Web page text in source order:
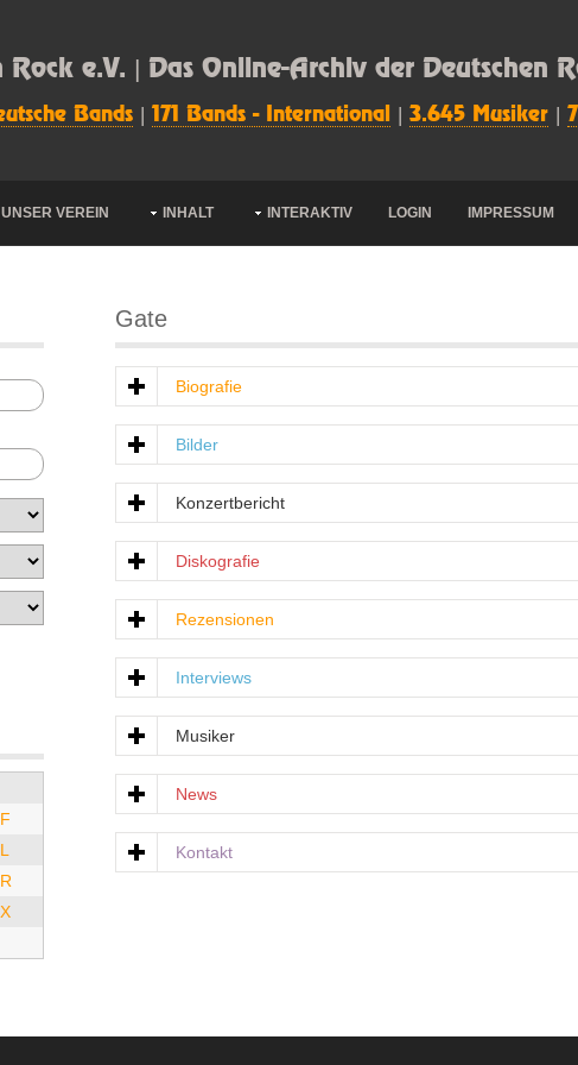
Rock e.V. | Das Online-Archiv der Deutschen
Bands 171 Bands - International 3.645 Musiker
UNSER VEREIN INHALT INTERAKTIV LOGIN IMPRESSUM
F
L
R
X
Gate
Biografie
Bilder
Konzertbericht
Diskografie
Rezensionen
Interviews
Musiker
News
Kontakt